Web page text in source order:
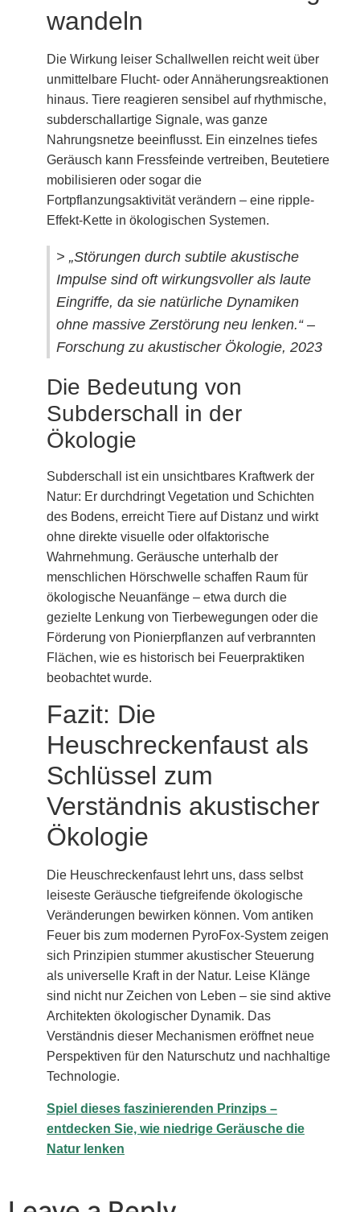
wandeln
Die Wirkung leiser Schallwellen reicht weit über
unmittelbare Flucht- oder Annäherungsreaktionen
hinaus. Tiere reagieren sensibel auf rhythmische,
subderschallartige Signale, was ganze
Nahrungsnetze beeinflusst. Ein einzelnes tiefes
Geräusch kann Fressfeinde vertreiben, Beutetiere
mobilisieren oder sogar die
Fortpflanzungsaktivität verändern – eine ripple-
Effekt-Kette in ökologischen Systemen.
> „Störungen durch subtile akustische
Impulse sind oft wirkungsvoller als laute
Eingriffe, da sie natürliche Dynamiken
ohne massive Zerstörung neu lenken.“ –
Forschung zu akustischer Ökologie, 2023
Die Bedeutung von
Subderschall in der
Ökologie
Subderschall ist ein unsichtbares Kraftwerk der
Natur: Er durchdringt Vegetation und Schichten
des Bodens, erreicht Tiere auf Distanz und wirkt
ohne direkte visuelle oder olfaktorische
Wahrnehmung. Geräusche unterhalb der
menschlichen Hörschwelle schaffen Raum für
ökologische Neuanfänge – etwa durch die
gezielte Lenkung von Tierbewegungen oder die
Förderung von Pionierpflanzen auf verbrannten
Flächen, wie es historisch bei Feuerpraktiken
beobachtet wurde.
Fazit: Die
Heuschreckenfaust als
Schlüssel zum
Verständnis akustischer
Ökologie
Die Heuschreckenfaust lehrt uns, dass selbst
leiseste Geräusche tiefgreifende ökologische
Veränderungen bewirken können. Vom antiken
Feuer bis zum modernen PyroFox-System zeigen
sich Prinzipien stummer akustischer Steuerung
als universelle Kraft in der Natur. Leise Klänge
sind nicht nur Zeichen von Leben – sie sind aktive
Architekten ökologischer Dynamik. Das
Verständnis dieser Mechanismen eröffnet neue
Perspektiven für den Naturschutz und nachhaltige
Technologie.
Spiel dieses faszinierenden Prinzips –
entdecken Sie, wie niedrige Geräusche die
Natur lenken